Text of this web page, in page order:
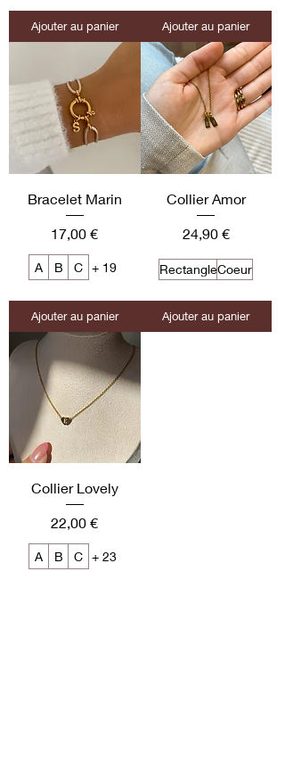
Ajouter au panier Ajouter au panier
Bracelet Marin
Prix
17,00 €
A B C + 19
Ajouter au panier
Collier Amor
Prix
24,90 €
RectangleCoeur
Ajouter au panier
Collier Lovely
Prix
22,00 €
A B C + 23